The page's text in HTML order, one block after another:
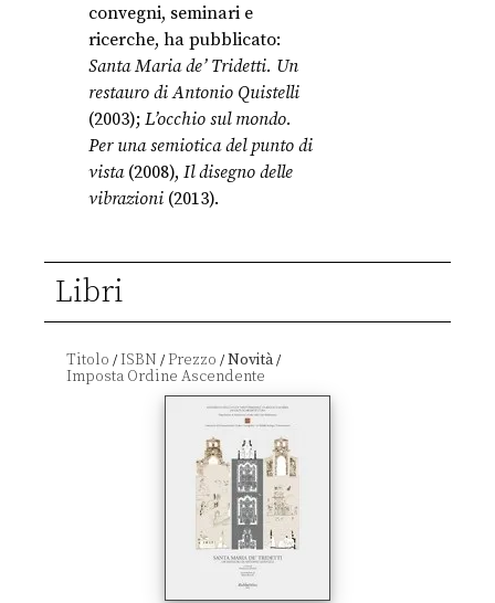
convegni, seminari e
ricerche, ha pubblicato:
Santa Maria de’ Tridetti. Un
restauro di Antonio Quistelli
(2003); L’occhio sul mondo.
Per una semiotica del punto di
vista(2008), Il disegno delle
vibrazioni (2013).
Libri
Titolo /ISBN /Prezzo /Novità/